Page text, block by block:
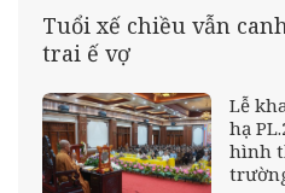
Tuổi xế chiều vẫn
trai ế vợ
Lễ
hạ
hình